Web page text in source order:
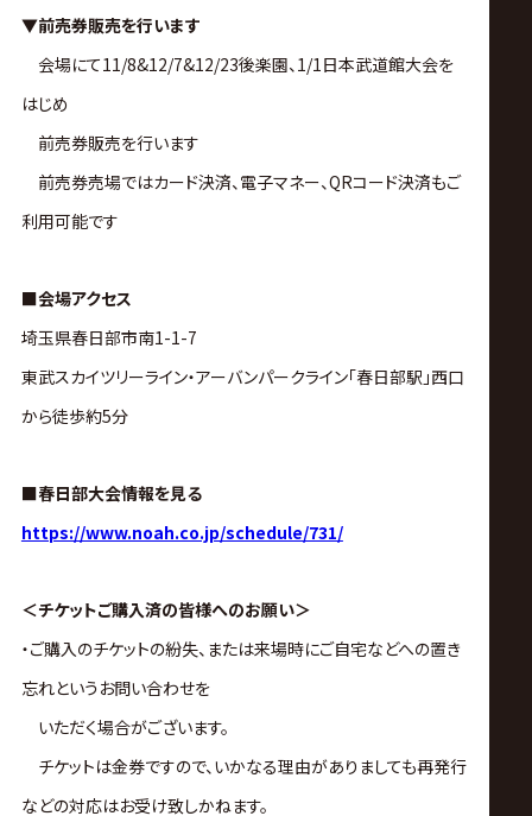
▼前売券販売を行います
会場にて11/8&12/7&12/23後楽園、1/1日本武道館大会を
はじめ
前売券販売を行います
前売券売場ではカード決済、電子マネー、QRコード決済もご
利用可能です
■会場アクセス
埼玉県春日部市南1-1-7
東武スカイツリーライン・アーバンパークライン「春日部駅」西口
から徒歩約5分
■春日部大会情報を見る
https://www.noah.co.jp/schedule/731/
＜チケットご購入済の皆様へのお願い＞
・ご購入のチケットの紛失、または来場時にご自宅などへの置き
忘れというお問い合わせを
いただく場合がございます。
チケットは金券ですので、いかなる理由がありましても再発行
などの対応はお受け致しかねます。